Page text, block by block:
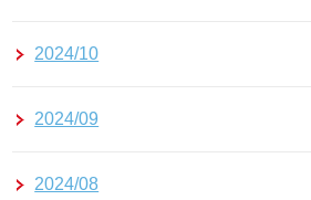
2024/10
2024/09
2024/08